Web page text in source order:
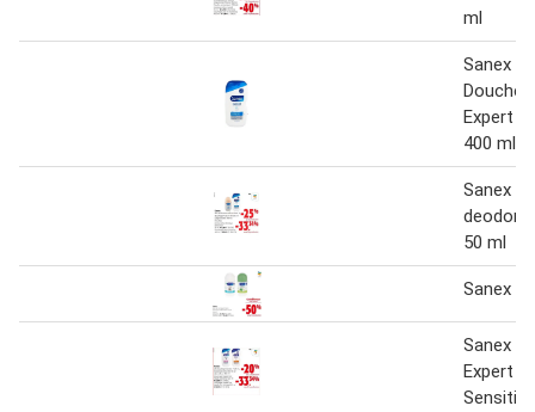
ml
Sanex
Expert
400 ml
Sanex
50 ml
Sanex
Sanex
Expert